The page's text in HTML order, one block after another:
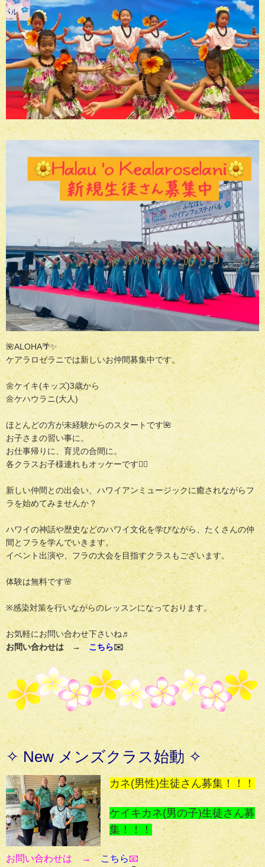
🌺ALOHA🌴✨
ケアラロゼラニでは新しいお仲間募集中です。
🌼ケイキ(キッズ)3歳から
🌼ケハウラニ(大人)
ほとんどの方が未経験からのスタートです🌺
お子さまの習い事に。
お仕事帰りに、育児の合間に。
各クラスお子様連れもオッケーです🙆‍♀️
新しい仲間との出会い、ハワイアンミュージックに癒されながらフ
ラを始めてみませんか？
ハワイの神話や歴史などのハワイ文化を学びながら、たくさんの仲
間とフラを学んでいきます。
イベント出演や、フラの大会を目指すクラスもございます。
体験は無料です🌸
※感染対策を行いながらのレッスンになっております。
お気軽にお問い合わせ下さいね♬
お問い合わせは → こちら✉️
✧New メンズクラス始動✧
カネ(男性)生徒さん募集！！！
ケイキカネ(男の子)生徒さん募
集！！！
お問い合わせは →こちら📧